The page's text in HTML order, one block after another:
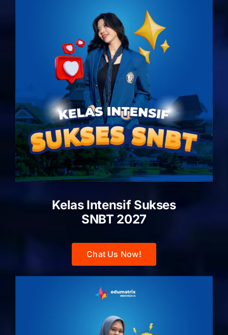
Kelas Intensif Sukses
SNBT 2027
Chat Us Now!